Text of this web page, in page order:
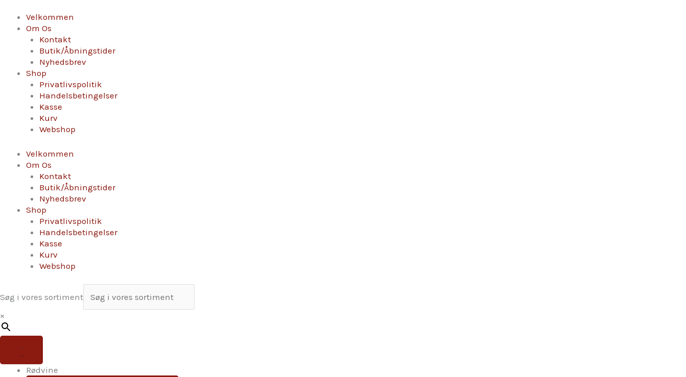
indholdet
Velkommen
Om Os
Kontakt
Butik/Åbningstider
Nyhedsbrev
Shop
Privatlivspolitik
Handelsbetingelser
Kasse
Kurv
Webshop
Velkommen
Om Os
Kontakt
Butik/Åbningstider
Nyhedsbrev
Shop
Privatlivspolitik
Handelsbetingelser
Kasse
Kurv
Webshop
Søg i vores sortiment
×
Rødvine
Carte
Blance
Alkoholfri
antal